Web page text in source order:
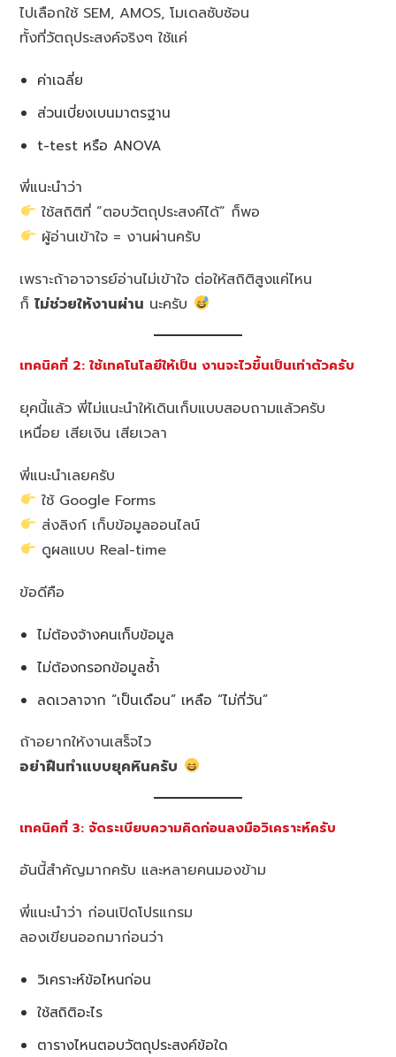
ไปเลือกใช้ SEM, AMOS, โมเดลซับซ้อน
ทั้งที่วัตถุประสงค์จริงๆ ใช้แค่
ค่าเฉลี่ย
ส่วนเบี่ยงเบนมาตรฐาน
t-test หรือ ANOVA
พี่แนะนำว่า
ใช้สถิติที่ “ตอบวัตถุประสงค์ได้” ก็พอ
ผู้อ่านเข้าใจ = งานผ่านครับ
เพราะถ้าอาจารย์อ่านไม่เข้าใจ ต่อให้สถิติสูงแค่ไหน
ก็ไม่ช่วยให้งานผ่าน นะครับ
เทคนิคที่ 2: ใช้เทคโนโลยีให้เป็น งานจะไวขึ้นเป็นเท่าตัวครับ
ยุคนี้แล้ว พี่ไม่แนะนำให้เดินเก็บแบบสอบถามแล้วครับ
เหนื่อย เสียเงิน เสียเวลา
พี่แนะนำเลยครับ
ใช้ Google Forms
ส่งลิงก์ เก็บข้อมูลออนไลน์
ดูผลแบบ Real-time
ข้อดีคือ
ไม่ต้องจ้างคนเก็บข้อมูล
ไม่ต้องกรอกข้อมูลซ้ำ
ลดเวลาจาก “เป็นเดือน” เหลือ “ไม่กี่วัน”
ถ้าอยากให้งานเสร็จไว
อย่าฝืนทำแบบยุคหินครับ
เทคนิคที่ 3: จัดระเบียบความคิดก่อนลงมือวิเคราะห์ครับ
อันนี้สำคัญมากครับ และหลายคนมองข้าม
พี่แนะนำว่า ก่อนเปิดโปรแกรม
ลองเขียนออกมาก่อนว่า
วิเคราะห์ข้อไหนก่อน
ใช้สถิติอะไร
ตารางไหนตอบวัตถุประสงค์ข้อใด